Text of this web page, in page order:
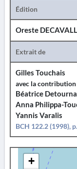
Édition
Oreste
Extrait de
Gilles Touchais
avec la contribution
Béatrice
Anna Philippa-
Yannis Varalis
BCH 122.2 (1998),
+